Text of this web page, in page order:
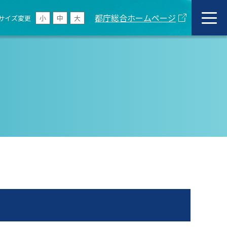
イズ変更 小 中 大 都庁総合ホームページ